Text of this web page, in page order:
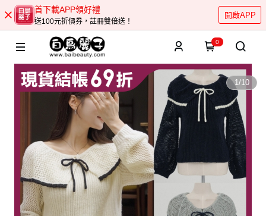
首下載APP領好禮
送100元折價券，註冊雙倍送！
開啟APP
0
1/10